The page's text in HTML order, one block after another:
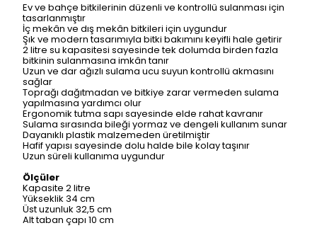
Ev ve bahçe bitkilerinin düzenli ve kontrollü sulanması için
tasarlanmıştır
İç mekân ve dış mekân bitkileri için uygundur
Şık ve modern tasarımıyla bitki bakımını keyifli hale getirir
2 litre su kapasitesi sayesinde tek dolumda birden fazla
bitkinin sulanmasına imkân tanır
Uzun ve dar ağızlı sulama ucu suyun kontrollü akmasını
sağlar
Toprağı dağıtmadan ve bitkiye zarar vermeden sulama
yapılmasına yardımcı olur
Ergonomik tutma sapı sayesinde elde rahat kavranır
Sulama sırasında bileği yormaz ve dengeli kullanım sunar
Dayanıklı plastik malzemeden üretilmiştir
Hafif yapısı sayesinde dolu halde bile kolay taşınır
Uzun süreli kullanıma uygundur
Ölçüler
Kapasite 2 litre
Yükseklik 34 cm
Üst uzunluk 32,5 cm
Alt taban çapı 10 cm